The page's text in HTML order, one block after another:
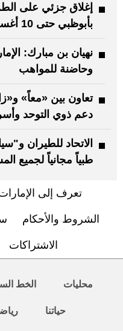
إغلاق جزئي على
بأبوظبي حتى 10 أغسطس
نهيان بن مبارك:
وحاضنة للمواهب
تعاون بين «معاً»
دعم ذوي التوحد
الاتحاد للطيران
طبياً مجانياً لجميع
تعرف إلى
الشروط والأحكام
الاشتراكات
محليات الخط
حياتنا